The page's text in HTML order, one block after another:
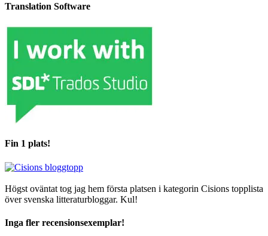
Translation Software
Fin 1 plats!
Högst oväntat tog jag hem första platsen i kategorin Cisions topplista
över svenska litteraturbloggar. Kul!
Inga fler recensionsexemplar!